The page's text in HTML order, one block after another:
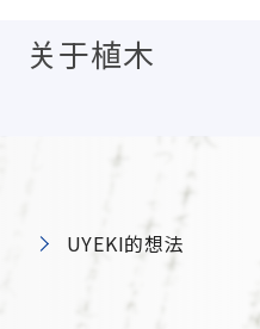
关于植木
UYEKI的想法